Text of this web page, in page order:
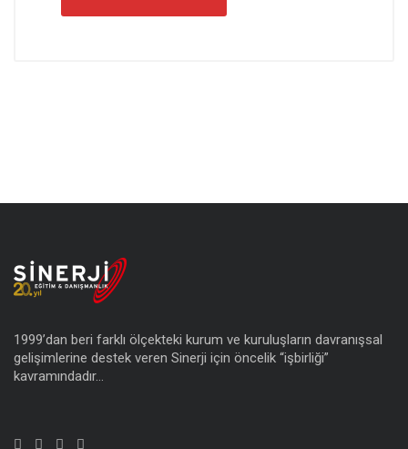
1999’dan beri farklı ölçekteki kurum ve kuruluşların davranışsal
gelişimlerine destek veren Sinerji için öncelik “işbirliği”
kavramındadır…